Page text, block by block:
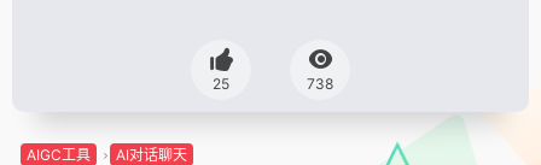
25 738
AIGC工具 AI对话聊天